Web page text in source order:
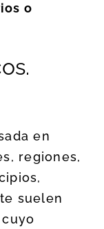
o
en
regiones,
suelen